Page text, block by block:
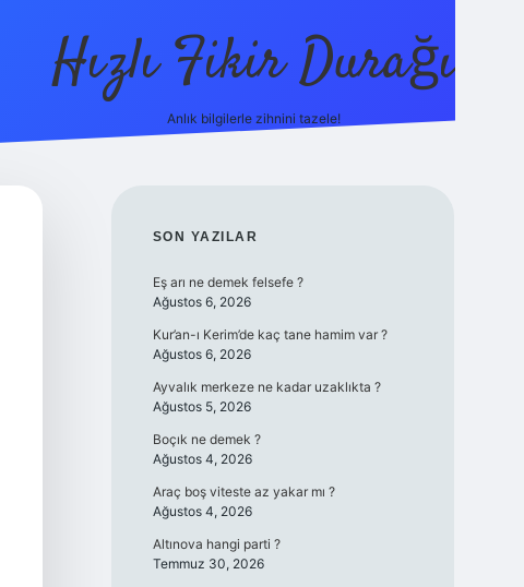
Hızlı Fikir Durağı
Anlık bilgilerle zihnini tazele!
SIDEBAR
SON YAZILAR
Eş arı ne demek felsefe ?
Ağustos 6, 2026
Kur’an-ı Kerim’de kaç tane hamim var ?
Ağustos 6, 2026
Ayvalık merkeze ne kadar uzaklıkta ?
Ağustos 5, 2026
Boçık ne demek ?
Ağustos 4, 2026
Araç boş viteste az yakar mı ?
Ağustos 4, 2026
Altınova hangi parti ?
Temmuz 30, 2026